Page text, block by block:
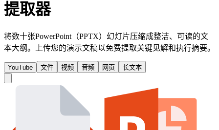
提取器
将数十张PowerPoint（PPTX）幻灯片压缩成整洁、可读的文
本大纲。上传您的演示文稿以免费提取关键见解和执行摘要。
YouTube 文件 视频 音频 网页 长文本